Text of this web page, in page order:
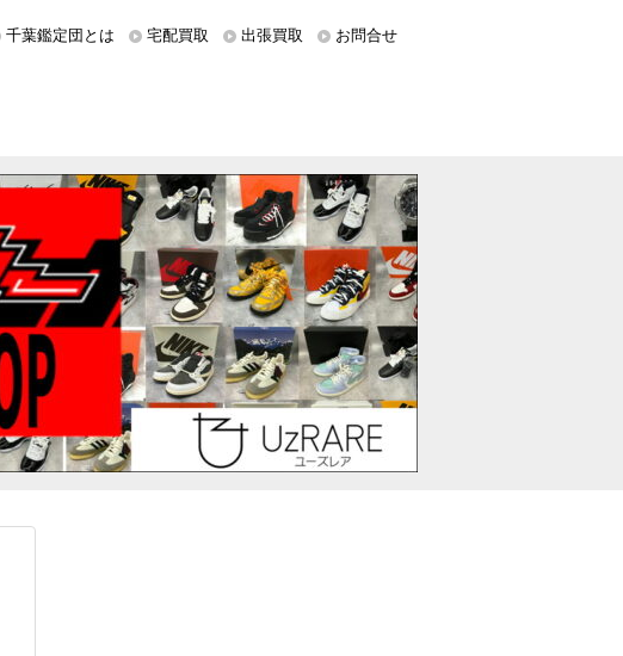
千葉鑑定団とは 宅配買取 出張買取 お問合せ